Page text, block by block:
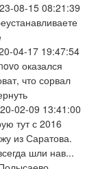
08-15 08:21:39
04-17 19:47:54
оказался
что сорвал
02-09 13:41:00
тут с 2016
из Саратова.
шли нав...